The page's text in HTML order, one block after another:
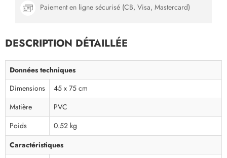
Paiement en ligne sécurisé (CB, Visa, Mastercard)
DESCRIPTION DÉTAILLÉE
Données techniques
Dimensions
45 x 75 cm
Matière
PVC
Poids
0.52 kg
Caractéristiques